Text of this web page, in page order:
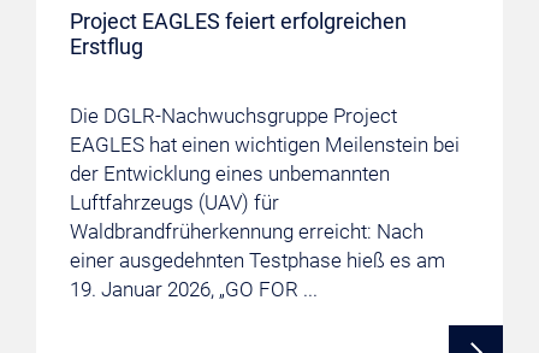
Project EAGLES feiert erfolgreichen
Erstflug
Die DGLR-Nachwuchsgruppe Project
EAGLES hat einen wichtigen Meilenstein bei
der Entwicklung eines unbemannten
Luftfahrzeugs (UAV) für
Waldbrandfrüherkennung erreicht: Nach
einer ausgedehnten Testphase hieß es am
19. Januar 2026, „GO FOR ...